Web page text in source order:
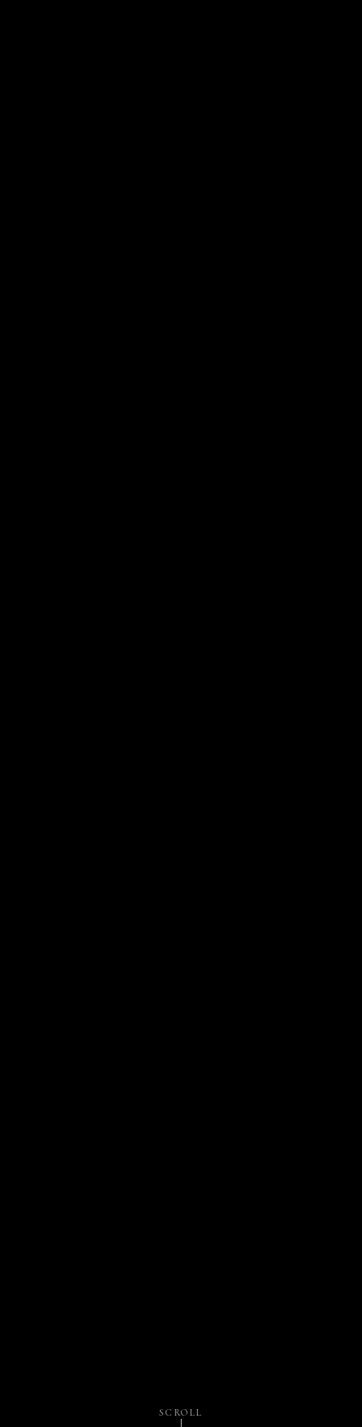
SCROLL